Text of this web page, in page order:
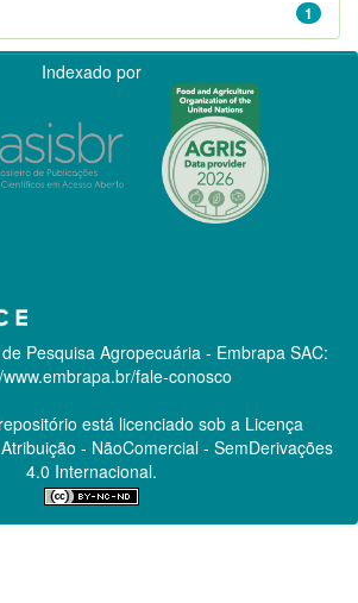
1
Indexado por
Pesquisa Agropecuária - Embrapa SAC:
fale-conosco
está licenciado sob a Licença
- NãoComercial - SemDerivações
4.0 Internacional.